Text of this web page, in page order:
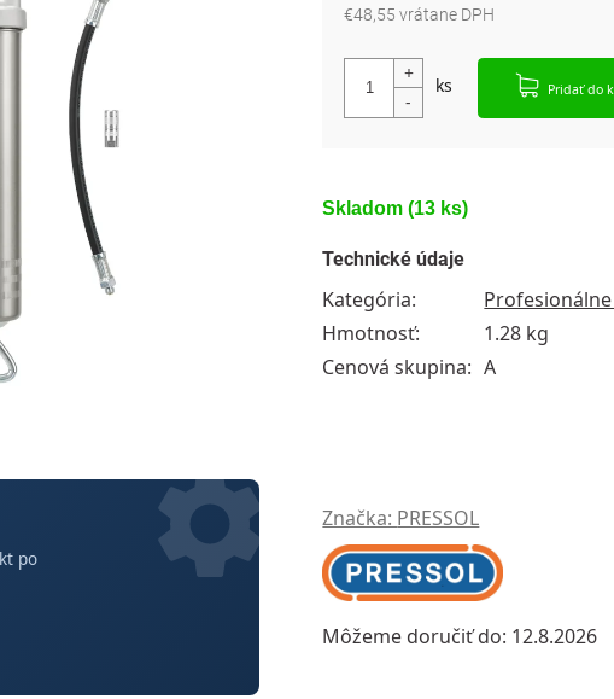
po
Skladom(13 ks)
Značka: PRESSOL
Môžeme doručiť do: 12.8.2026
€48,55 vrátane DPH
Pridať do
Technické údaje
Kategória:
Hmotnosť:
1.28 kg
Cenová skupina: A